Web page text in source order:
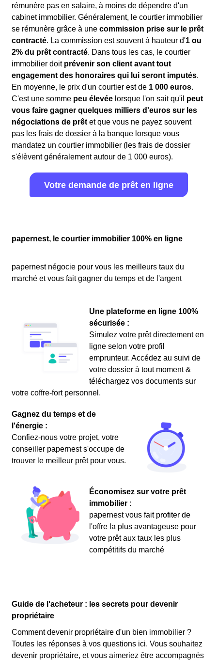
rémunère pas en salaire, à moins de dépendre d'un
cabinet immobilier. Généralement, le courtier immobilier
se rémunère grâce à une commission prise sur le prêt
contracté. La commission est souvent à hauteur d'1 ou
2% du prêt contracté. Dans tous les cas, le courtier
immobilier doit prévenir son client avant tout
engagement des honoraires qui lui seront imputés.
En moyenne, le prix d'un courtier est de 1 000 euros.
C'est une somme peu élevée lorsque l'on sait qu'il peut
vous faire gagner quelques milliers d'euros sur les
négociations de prêt et que vous ne payez souvent
pas les frais de dossier à la banque lorsque vous
mandatez un courtier immobilier (les frais de dossier
s'élèvent généralement autour de 1 000 euros).
Votre demande de prêt en ligne
papernest, le courtier immobilier 100% en ligne
papernest négocie pour vous les meilleurs taux du
marché et vous fait gagner du temps et de l'argent
Une plateforme en ligne 100%
sécurisée :
Simulez votre prêt directement en
ligne selon votre profil
emprunteur. Accédez au suivi de
votre dossier à tout moment &
téléchargez vos documents sur
votre coffre-fort personnel.
Gagnez du temps et de
l'énergie :
Confiez-nous votre projet, votre
conseiller papernest s'occupe de
trouver le meilleur prêt pour vous.
Économisez sur votre prêt
immobilier :
papernest vous fait profiter de
l'offre la plus avantageuse pour
votre prêt aux taux les plus
compétitifs du marché
Guide de l'acheteur : les secrets pour devenir
propriétaire
Comment devenir propriétaire d'un bien immobilier ?
Toutes les réponses à vos questions ici. Vous souhaitez
devenir propriétaire, et vous aimeriez être accompagnés